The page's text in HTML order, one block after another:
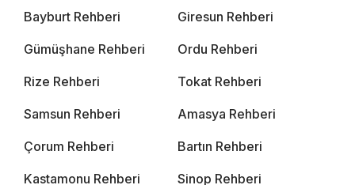
Bayburt Rehberi Giresun Rehberi
Gümüşhane Rehberi Ordu Rehberi
Rize Rehberi Tokat Rehberi
Samsun Rehberi Amasya Rehberi
Çorum Rehberi Bartın Rehberi
Kastamonu Rehberi Sinop Rehberi